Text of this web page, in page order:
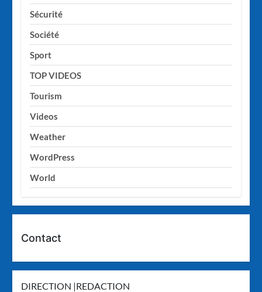
Sécurité
Société
Sport
TOP VIDEOS
Tourism
Videos
Weather
WordPress
World
Contact
DIRECTION |REDACTION